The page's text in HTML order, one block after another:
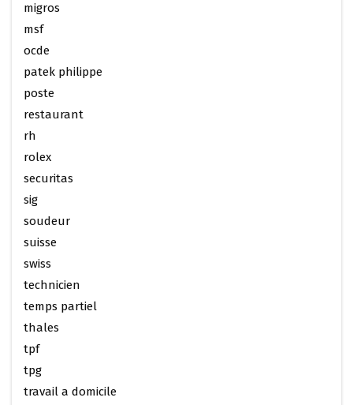
migros
msf
ocde
patek philippe
poste
restaurant
rh
rolex
securitas
sig
soudeur
suisse
swiss
technicien
temps partiel
thales
tpf
tpg
travail a domicile